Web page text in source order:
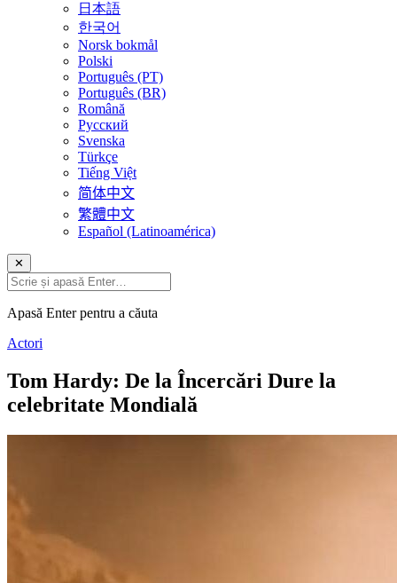
日本語
한국어
Norsk bokmål
Polski
Português (PT)
Português (BR)
Română
Русский
Svenska
Türkçe
Tiếng Việt
简体中文
繁體中文
Español (Latinoamérica)
✕
Apasă Enter pentru a căuta
Actori
Tom Hardy: De la Încercări Dure la
celebritate Mondială